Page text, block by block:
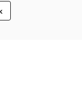
подъемный